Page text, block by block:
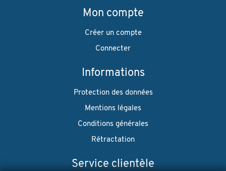
Mon compte
Créer un compte
Connecter
Informations
Protection des données
Mentions légales
Conditions générales
Rétractation
Service clientèle